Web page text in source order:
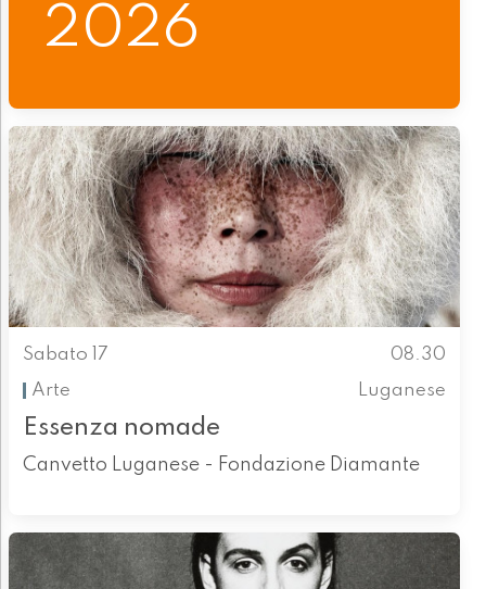
2026
Sabato 17
08.30
Arte
Luganese
Essenza nomade
Canvetto Luganese - Fondazione Diamante